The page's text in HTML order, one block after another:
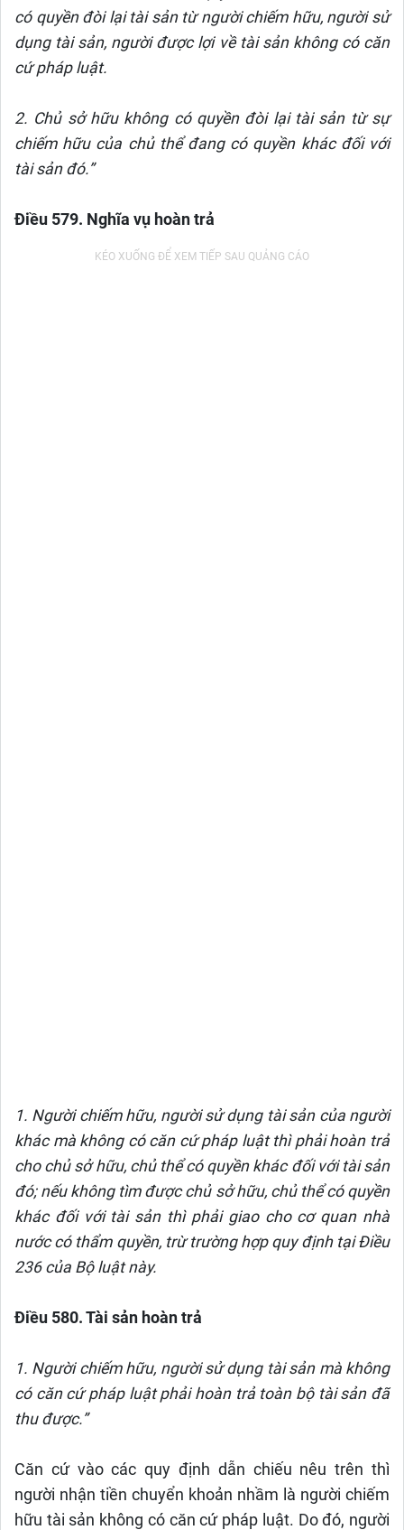
có quyền đòi lại tài sản từ người chiếm hữu, người sử
dụng tài sản, người được lợi về tài sản không có căn
cứ pháp luật.
2. Chủ sở hữu không có quyền đòi lại tài sản từ sự
chiếm hữu của chủ thể đang có quyền khác đối với
tài sản đó.”
Điều 579. Nghĩa vụ hoàn trả
1. Người chiếm hữu, người sử dụng tài sản của người
khác mà không có căn cứ pháp luật thì phải hoàn trả
cho chủ sở hữu, chủ thể có quyền khác đối với tài sản
đó; nếu không tìm được chủ sở hữu, chủ thể có quyền
khác đối với tài sản thì phải giao cho cơ quan nhà
nước có thẩm quyền, trừ trường hợp quy định tại Điều
236 của Bộ luật này.
Điều 580. Tài sản hoàn trả
1. Người chiếm hữu, người sử dụng tài sản mà không
có căn cứ pháp luật phải hoàn trả toàn bộ tài sản đã
thu được.”
Căn cứ vào các quy định dẫn chiếu nêu trên thì
người nhận tiền chuyển khoản nhầm là người chiếm
hữu tài sản không có căn cứ pháp luật. Do đó, người